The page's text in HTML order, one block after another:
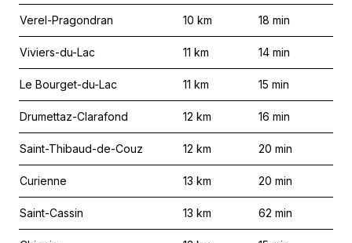
Verel-Pragondran 10 km 18 min
Viviers-du-Lac 11 km 14 min
Le Bourget-du-Lac 11 km 15 min
Drumettaz-Clarafond 12 km 16 min
Saint-Thibaud-de-Couz 12 km 20 min
Curienne 13 km 20 min
Saint-Cassin 13 km 62 min